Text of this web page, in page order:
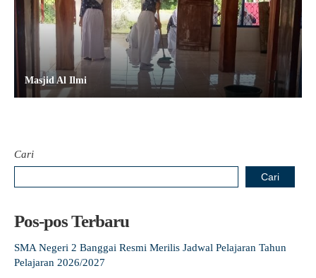
Masjid Al Ilmi
Cari
Cari
Pos-pos Terbaru
SMA Negeri 2 Banggai Resmi Merilis Jadwal Pelajaran Tahun
Pelajaran 2026/2027